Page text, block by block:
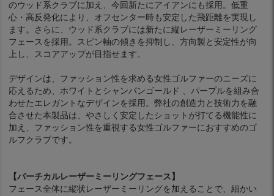
のウッド系クラブに加え、今回新たにアイアンにも採用。低重
心・高反発化により、オフセンター時も安定した飛距離を実現し
ます。さらに、ウッド系クラブには新たに縦レーザーミーリング
フェースを採用。スピン軸の傾きを抑制し、方向製と安定性が向
上し、スコアアップが目指せます。
デザインは、ファッション性を求める女性ゴルファーのニーズに
応えるため、ホワイトとシャンパンゴールド 、パープルを組み合
わせたエレガントなデザインを採用。弊社の創造力と技術力を融
合させた本製品は、やさしく安定したショットが打てる機能性に
加え、ファッション性を重視する女性ゴルファーにおすすめのゴ
ルフクラブです。
【バーチカルレーザーミーリングフェース】
フェース全体に縦状レーザーミーリングを加えることで、細かい